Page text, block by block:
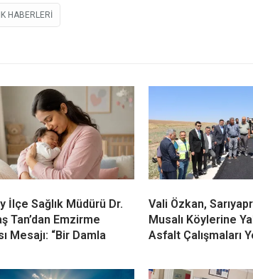
HABERLERI
İlçe Sağlık Müdürü Dr.
Tan’dan Emzirme
Mesajı: “Bir Damla
Vali Özkan,
Musalı Köylerine
Asfalt Çalışmaları